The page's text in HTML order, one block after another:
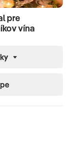
pre
vína